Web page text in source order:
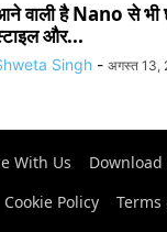
वाली है Nano से भी
और...
Singh - अगस्त 13,
With Us Download
Cookie Policy Terms